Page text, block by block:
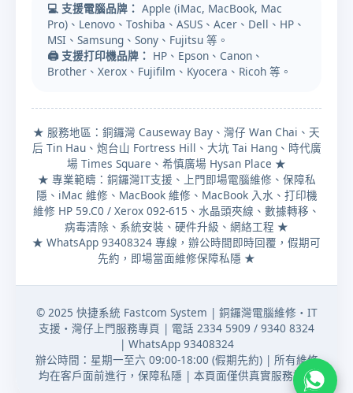
💻 支援電腦品牌： Apple (iMac, MacBook, Mac
Pro)、Lenovo、Toshiba、ASUS、Acer、Dell、HP、
MSI、Samsung、Sony、Fujitsu 等。
🖨️ 支援打印機品牌： HP、Epson、Canon、
Brother、Xerox、Fujifilm、Kyocera、Ricoh 等。
★ 服務地區：銅鑼灣 Causeway Bay、灣仔 Wan Chai、天
后 Tin Hau、炮台山 Fortress Hill、大坑 Tai Hang、時代廣
場 Times Square、希慎廣場 Hysan Place ★
★ 專業範疇：銅鑼灣IT支援、上門即場電腦維修、保障私
隱、iMac 維修、MacBook 維修、MacBook 入水、打印機
維修 HP 59.C0 / Xerox 092-615、水晶頭夾線、數據轉移、
病毒清除、系統安裝、硬件升級、網絡工程 ★
★ WhatsApp 93408324 專線，辦公時間即時回覆，假期可
先約，即場當面維修保障私隱 ★
© 2025 快捷系統 Fastcom System | 銅鑼灣電腦維修・IT
支援・灣仔上門服務專頁 | 電話 2334 5909 / 9340 8324
| WhatsApp 93408324
辦公時間：星期一至六 09:00-18:00 (假期先約) | 所有維修
均在客戶面前進行，保障私隱 | 本頁面僅供真實服務推廣